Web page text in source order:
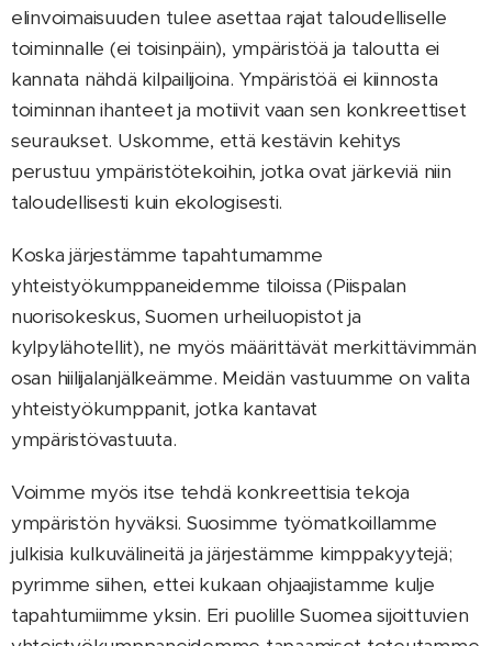
elinvoimaisuuden tulee asettaa rajat taloudelliselle
toiminnalle (ei toisinpäin), ympäristöä ja taloutta ei
kannata nähdä kilpailijoina. Ympäristöä ei kiinnosta
toiminnan ihanteet ja motiivit vaan sen konkreettiset
seuraukset. Uskomme, että kestävin kehitys
perustuu ympäristötekoihin, jotka ovat järkeviä niin
taloudellisesti kuin ekologisesti.
Koska järjestämme tapahtumamme
yhteistyökumppaneidemme tiloissa (Piispalan
nuorisokeskus, Suomen urheiluopistot ja
kylpylähotellit), ne myös määrittävät merkittävimmän
osan hiilijalanjälkeämme. Meidän vastuumme on valita
yhteistyökumppanit, jotka kantavat
ympäristövastuuta.
Voimme myös itse tehdä konkreettisia tekoja
ympäristön hyväksi. Suosimme työmatkoillamme
julkisia kulkuvälineitä ja järjestämme kimppakyytejä;
pyrimme siihen, ettei kukaan ohjaajistamme kulje
tapahtumiimme yksin. Eri puolille Suomea sijoittuvien